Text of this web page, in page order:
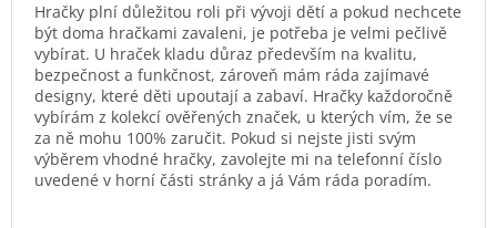
Hračky plní důležitou roli při vývoji dětí a pokud nechcete
být doma hračkami zavaleni, je potřeba je velmi pečlivě
vybírat. U hraček kladu důraz především na kvalitu,
bezpečnost a funkčnost, zároveň mám ráda zajímavé
designy, které děti upoutají a zabaví. Hračky každoročně
vybírám z kolekcí ověřených značek, u kterých vím, že se
za ně mohu 100% zaručit. Pokud si nejste jisti svým
výběrem vhodné hračky, zavolejte mi na telefonní číslo
uvedené v horní části stránky a já Vám ráda poradím.